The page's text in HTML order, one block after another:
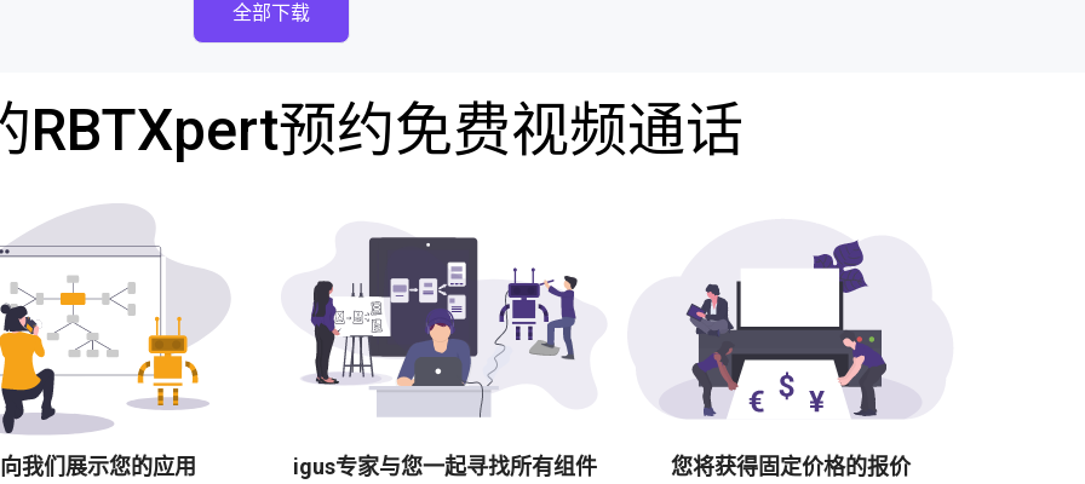
全部下载
RBTXpert预约免费视频通话
向我们展示您的应用 igus专家与您一起寻找所有组件 您将获得固定价格的报价